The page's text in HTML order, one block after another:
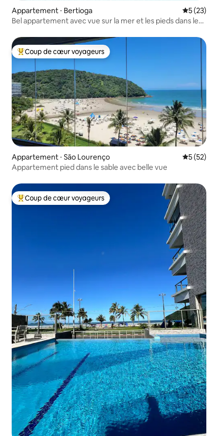
Appartement ⋅ Bertioga
5 (23)
Bel appartement avec vue sur la mer et les pieds dans le
Coups de cœur voyageurs les plus appréciés
Coup de cœur voyageurs
Appartement ⋅ São Lourenço
5 (52)
Appartement pied dans le sable avec belle vue
Coups de cœur voyageurs les plus appréciés
Coup de cœur voyageurs